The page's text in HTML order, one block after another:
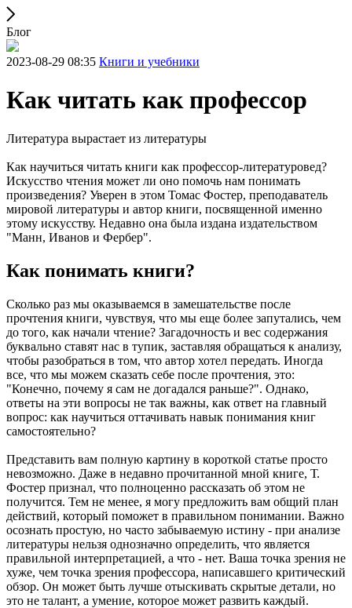
Блог
2023-08-29 08:35 Книги и учебники
Как читать как профессор
Литература вырастает из литературы
Как научиться читать книги как профессор-литературовед?
Искусство чтения может ли оно помочь нам понимать
произведения? Уверен в этом Томас Фостер, преподаватель
мировой литературы и автор книги, посвященной именно
этому искусству. Недавно она была издана издательством
"Манн, Иванов и Фербер".
Как понимать книги?
Сколько раз мы оказываемся в замешательстве после
прочтения книги, чувствуя, что мы еще более запутались, чем
до того, как начали чтение? Загадочность и вес содержания
буквально ставят нас в тупик, заставляя обращаться к анализу,
чтобы разобраться в том, что автор хотел передать. Иногда
все, что мы можем сказать себе после прочтения, это:
"Конечно, почему я сам не догадался раньше?". Однако,
ответы на эти вопросы не так важны, как ответ на главный
вопрос: как научиться оттачивать навык понимания книг
самостоятельно?
Представить вам полную картину в короткой статье просто
невозможно. Даже в недавно прочитанной мной книге, Т.
Фостер признал, что полноценно рассказать об этом не
получится. Тем не менее, я могу предложить вам общий план
действий, который поможет в правильном понимании. Важно
осознать простую, но часто забываемую истину - при анализе
литературы нельзя однозначно определить, что является
правильной интерпретацией, а что - нет. Ваша точка зрения не
хуже, чем точка зрения профессора, написавшего критический
обзор. Он может быть лучше отыскивать скрытые детали, но
это не талант, а умение, которое может развить каждый.